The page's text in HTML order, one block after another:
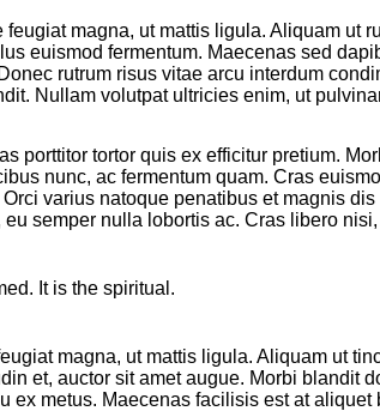
magna, ut mattis ligula. Aliquam ut
euismod fermentum. Maecenas sed
rutrum risus vitae arcu interdum
Nullam volutpat ultricies enim, ut
porttitor tortor quis ex efficitur pretium.
nunc, ac fermentum quam. Cras
varius natoque penatibus et magnis
semper nulla lobortis ac. Cras libero
It is the spiritual.
magna, ut mattis ligula. Aliquam ut
et, auctor sit amet augue. Morbi blandit
ex metus. Maecenas facilisis est at